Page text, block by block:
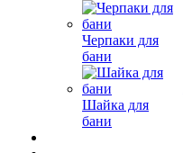
Черпаки для
бани
Шайка для
бани